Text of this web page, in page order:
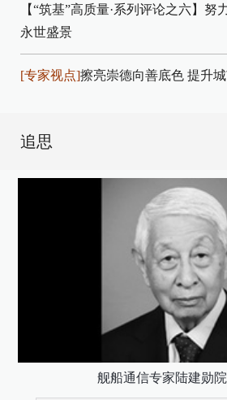
【“筑基”高质量·系列评论之六】努
永世盛景
[专家视点]擦亮崇德向善底色 提升
追思
舰船通信专家陆建勋